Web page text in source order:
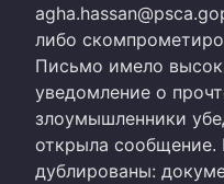
либо
Письмо имело
уведомление о
злоумышленники
открыла сообщение.
дублированы: